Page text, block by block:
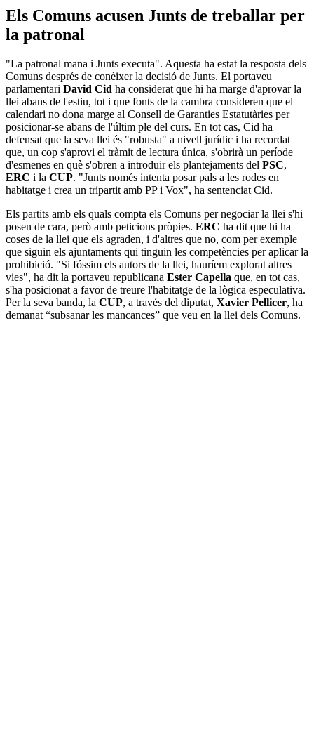
Els Comuns acusen Junts de treballar per
la patronal
"La patronal mana i Junts executa". Aquesta ha estat la resposta dels
Comuns després de conèixer la decisió de Junts. El portaveu
parlamentari David Cid ha considerat que hi ha marge d'aprovar la
llei abans de l'estiu, tot i que fonts de la cambra consideren que el
calendari no dona marge al Consell de Garanties Estatutàries per
posicionar-se abans de l'últim ple del curs. En tot cas, Cid ha
defensat que la seva llei és "robusta" a nivell jurídic i ha recordat
que, un cop s'aprovi el tràmit de lectura única, s'obrirà un període
d'esmenes en què s'obren a introduir els plantejaments del PSC,
ERC i la CUP. "Junts només intenta posar pals a les rodes en
habitatge i crea un tripartit amb PP i Vox", ha sentenciat Cid.
Els partits amb els quals compta els Comuns per negociar la llei s'hi
posen de cara, però amb peticions pròpies. ERC ha dit que hi ha
coses de la llei que els agraden, i d'altres que no, com per exemple
que siguin els ajuntaments qui tinguin les competències per aplicar la
prohibició. "Si fóssim els autors de la llei, hauríem explorat altres
vies", ha dit la portaveu republicana Ester Capella que, en tot cas,
s'ha posicionat a favor de treure l'habitatge de la lògica especulativa.
Per la seva banda, la CUP, a través del diputat, Xavier Pellicer, ha
demanat “subsanar les mancances” que veu en la llei dels Comuns.